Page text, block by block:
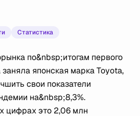
Статистика
по&nbsp;итогам первого
японская марка Toyota,
свои показатели
на&nbsp;8,3%.
цифрах это 2,06 млн